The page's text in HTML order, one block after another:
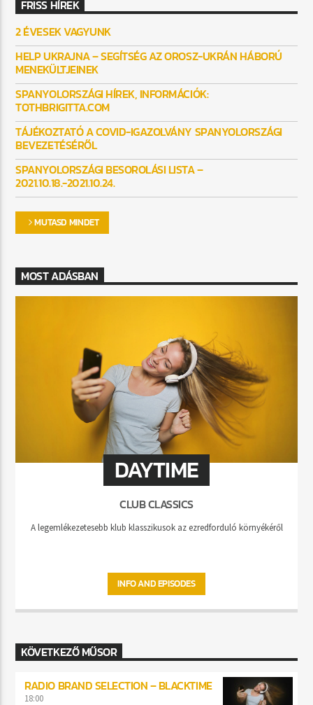
FRISS HÍREK
2 ÉVESEK VAGYUNK
HELP UKRAJNA – SEGÍTSÉG AZ OROSZ-UKRÁN HÁBORÚ
MENEKÜLTJEINEK
SPANYOLORSZÁGI HÍREK, INFORMÁCIÓK:
TOTHBRIGITTA.COM
TÁJÉKOZTATÓ A COVID-IGAZOLVÁNY SPANYOLORSZÁGI
BEVEZETÉSÉRŐL
SPANYOLORSZÁGI BESOROLÁSI LISTA –
2021.10.18.-2021.10.24.
MUTASD MINDET
MOST ADÁSBAN
DAYTIME
CLUB CLASSICS
A legemlékezetesebb klub klasszikusok az ezredforduló környékéről
INFO AND EPISODES
KÖVETKEZŐ MŰSOR
RADIO BRAND SELECTION – BLACKTIME
18:00